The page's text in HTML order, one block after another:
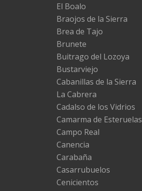
El Boalo
Braojos de la Sierra
Brea de Tajo
Brunete
Buitrago del Lozoya
Bustarviejo
Cabanillas de la Sierra
La Cabrera
Cadalso de los Vidrios
Camarma de Esteruelas
Campo Real
Canencia
Carabaña
Casarrubuelos
Cenicientos